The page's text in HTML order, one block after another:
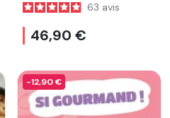
63 avis
46,90 €
-12,90 €